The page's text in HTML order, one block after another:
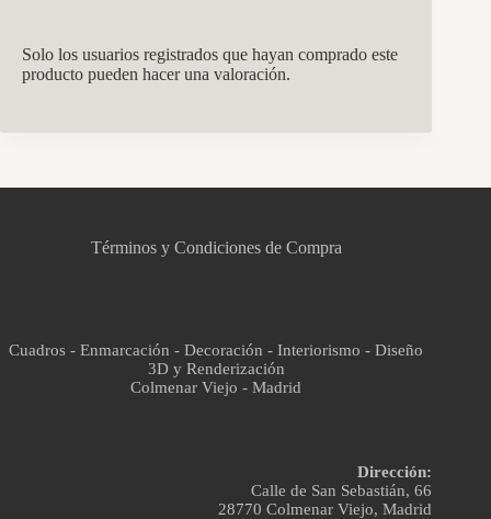
Solo los usuarios registrados que hayan comprado este
producto pueden hacer una valoración.
Términos y Condiciones de Compra
Cuadros - Enmarcación - Decoración - Interiorismo - Diseño
3D y Renderización
Colmenar Viejo - Madrid
Dirección:
Calle de San Sebastián, 66
28770 Colmenar Viejo, Madrid
Asistente virtual · En línea